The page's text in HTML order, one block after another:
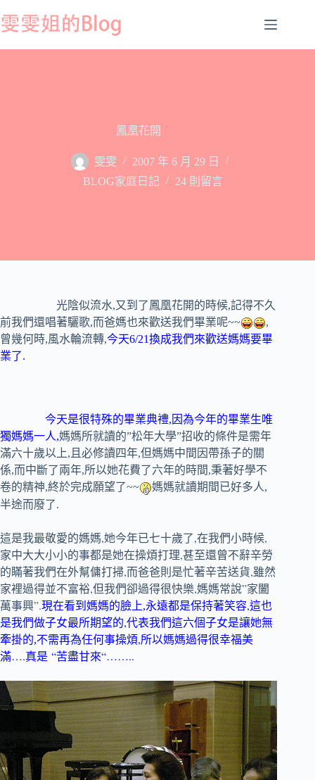
至
鳳凰花開
雯雯
2007 年 6 月 29 日
BLOG家庭日記
24 則留言
光陰似流水,又到了鳳凰花開的時候,記得不久
前我們還唱著驪歌,而爸媽也來歡送我們畢業呢~~
,
曾幾何時,風水輪流轉,今天6/21換成我們來歡送媽媽要畢
業了.
今天是很特殊的畢業典禮,因為今年的畢業生唯
獨媽媽一人,媽媽所就讀的”松年大學”招收的條件是需年
滿六十歲以上,且必修讀四年,但媽媽中間因帶孫子的關
係,而中斷了兩年,所以她花費了六年的時間,秉著好學不
卷的精神,終於完成願望了~~
媽媽就讀期間已好多人,
半途而廢了.
這是我最敬愛的媽媽,她今年已七十歲了,在我們小時候,
家中大大小小的事都是她在操煩打理,甚至還曾不辭辛勞
的瞞著我們在外幫傭打掃,而爸爸則是忙著辛苦送貨,雖然
家裡過得並不富裕,但我們卻過得很快樂,媽媽常說”家闔
萬事興”.現在看到媽媽的臉上,永遠都是保持著笑容,這也
是我們做子女最所期望的,代表我們這六個子女是讓她無
牽掛的,不需再為任何事操煩,所以媽媽過得很幸福美
滿….真是 “苦盡甘來“……..